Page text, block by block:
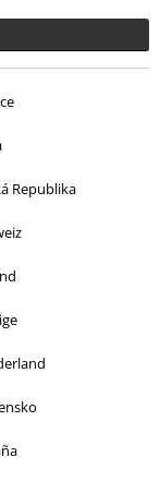
Republika
zł
zł